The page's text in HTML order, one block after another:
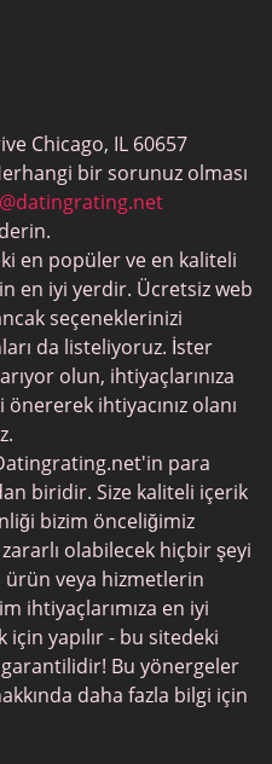
Chicago, IL 60657
bir sorunuz olması
en popüler ve en kaliteli
en iyi yerdir. Ücretsiz web
seçeneklerinizi
da listeliyoruz. İster
olun, ihtiyaçlarınıza
ihtiyacınız olanı
para
biridir. Size kaliteli içerik
bizim önceliğimiz
olabilecek hiçbir şeyi
veya hizmetlerin
ihtiyaçlarımıza en iyi
yapılır - bu sitedeki
Bu yönergeler
daha fazla bilgi için